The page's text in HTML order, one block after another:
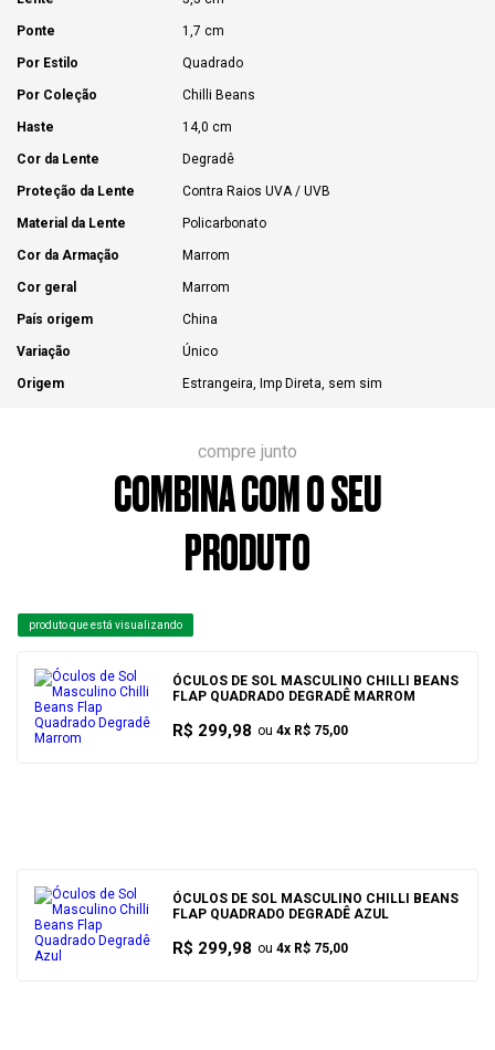
Ponte 1,7 cm
Por Estilo Quadrado
Por Coleção Chilli Beans
Haste 14,0 cm
Cor da Lente Degradê
Proteção da Lente Contra Raios UVA / UVB
Material da Lente Policarbonato
Cor da Armação Marrom
Cor geral Marrom
País origem China
Variação Único
Origem Estrangeira, Imp Direta, sem sim
compre junto
COMBINA COM O SEU
PRODUTO
ÓCULOS DE SOL MASCULINO CHILLI BEANS
FLAP QUADRADO DEGRADÊ AZUL
R$ 299,98 ou 4x R$ 75,00
ÓCULOS DE SOL MASCULINO CHILLI BEANS
FLAP QUADRADO DEGRADÊ MARROM
R$ 299,98 ou 4x R$ 75,00